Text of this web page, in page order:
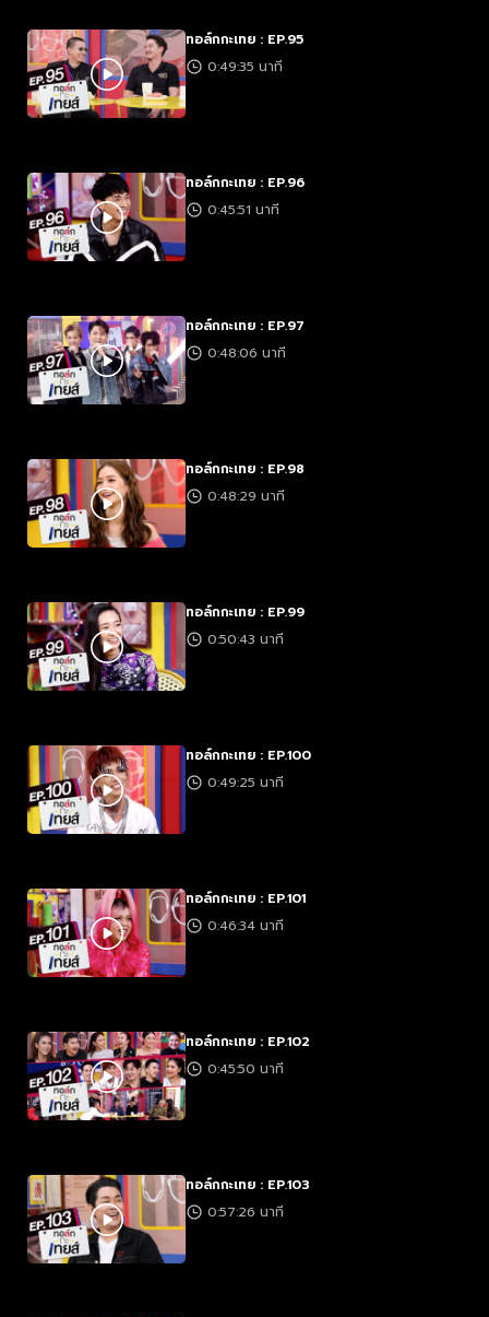
ทอล์กกะเทย : EP.95
0:49:35 นาที
ทอล์กกะเทย : EP.96
0:45:51 นาที
ทอล์กกะเทย : EP.97
0:48:06 นาที
ทอล์กกะเทย : EP.98
0:48:29 นาที
ทอล์กกะเทย : EP.99
0:50:43 นาที
ทอล์กกะเทย : EP.100
0:49:25 นาที
ทอล์กกะเทย : EP.101
0:46:34 นาที
ทอล์กกะเทย : EP.102
0:45:50 นาที
ทอล์กกะเทย : EP.103
0:57:26 นาที